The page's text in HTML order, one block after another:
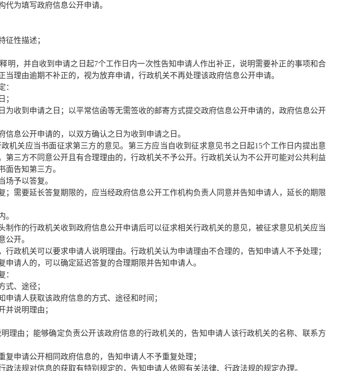
为填写政府信息公开申请。
征性描述；
，并自收到申请之日起7个工作日内一次性告知申请人作出补正，说明需要补正的事项和合
理由逾期不补正的，视为放弃申请，行政机关不再处理该政府信息公开申请。
：
；
为收到申请之日；以平常信函等无需签收的邮寄方式提交政府信息公开申请的，政府信息公开
息公开申请的，以双方确认之日为收到申请之日。
关应当书面征求第三方的意见。第三方应当自收到征求意见书之日起15个工作日内提出意
三方不同意公开且有合理理由的，行政机关不予公开。行政机关认为不公开可能对公共利益
告知第三方。
予以答复。
需要延长答复期限的，应当经政府信息公开工作机构负责人同意并告知申请人，延长的期限
。
作的行政机关收到政府信息公开申请后可以征求相关行政机关的意见，被征求意见机关应当
公开。
政机关可以要求申请人说明理由。行政机关认为申请理由不合理的，告知申请人不予处理；
请人的，可以确定延迟答复的合理期限并告知申请人。
：
式、途径；
请人获取该政府信息的方式、途径和时间；
并说明理由；
理由；能够确定负责公开该政府信息的行政机关的，告知申请人该行政机关的名称、联系方
申请公开相同政府信息的，告知申请人不予重复处理；
法规对信息的获取有特别规定的，告知申请人依照有关法律、行政法规的规定办理。